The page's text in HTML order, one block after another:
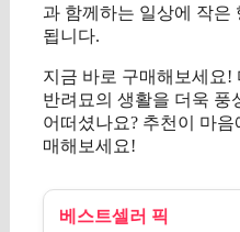
과 함께하는 일상에 작은
됩니다.
지금 바로 구매해보세요!
반려묘의 생활을 더욱 풍
어떠셨나요? 추천이 마
매해보세요!
베스트셀러 픽